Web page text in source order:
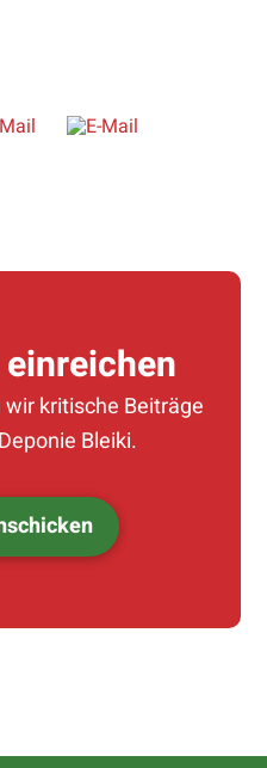
kritische Beiträge
Bleiki.